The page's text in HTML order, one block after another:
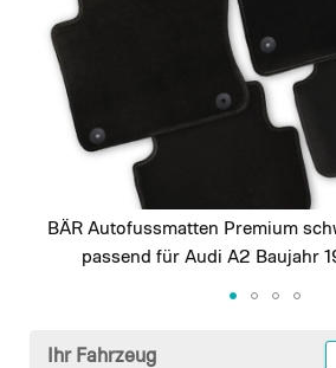
BÄR Autofussmatten Premium
passend für Audi A2 Baujahr
Ihr Fahrzeug